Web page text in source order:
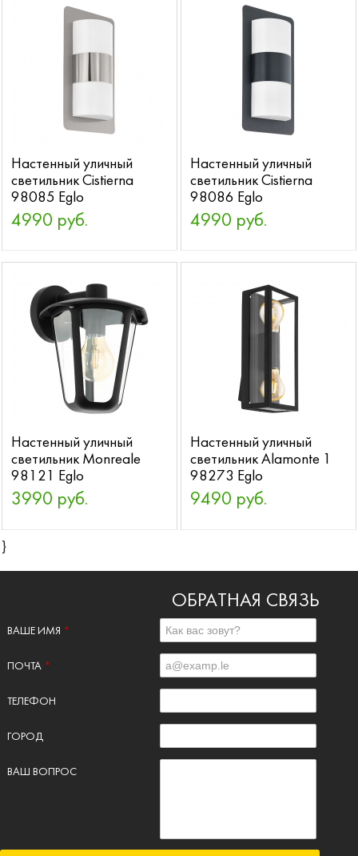
Настенный уличный
светильник Cistierna
98085 Eglo
4990 руб.
Настенный уличный
светильник Cistierna
98086 Eglo
4990 руб.
Настенный уличный
светильник Monreale
98121 Eglo
3990 руб.
Настенный уличный
светильник Alamonte 1
98273 Eglo
9490 руб.
}
ОБРАТНАЯ СВЯЗЬ
ВАШЕ ИМЯ *
ПОЧТА *
ТЕЛЕФОН
ГОРОД
ВАШ ВОПРОС